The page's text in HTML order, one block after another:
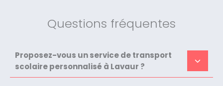
Questions fréquentes
Proposez-vous un service de transport
scolaire personnalisé à Lavaur ?